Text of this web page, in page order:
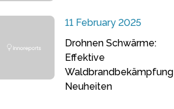
11 February 2025
Drohnen Schwärme:
Effektive
Waldbrandbekämpfung
Neuheiten